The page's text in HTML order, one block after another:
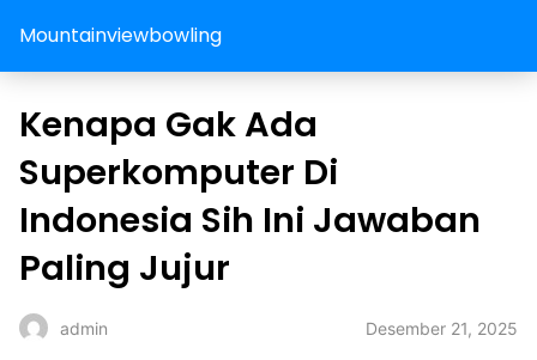
Mountainviewbowling
Kenapa Gak Ada
Superkomputer Di
Indonesia Sih Ini Jawaban
Paling Jujur
admin Desember 21, 2025